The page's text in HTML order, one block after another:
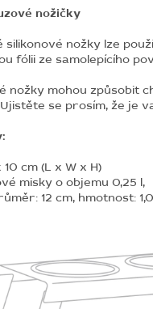
nožičky
silikonové nožky lze
fólii ze samolepícího
nožky mohou způsobit
se prosím, že je
cm (L x W x H)
misky o objemu 0,25 l,
12 cm, hmotnost: